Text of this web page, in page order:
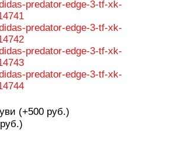
predator-edge-3-tf-xk-
predator-edge-3-tf-xk-
predator-edge-3-tf-xk-
predator-edge-3-tf-xk-
(+500 руб.)
)